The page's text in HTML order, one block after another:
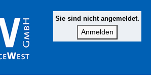
Sie sind nicht angemeldet.